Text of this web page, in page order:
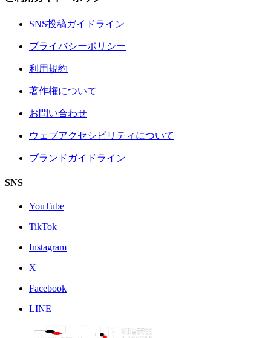
SNS投稿ガイドライン
プライバシーポリシー
利用規約
著作権について
お問い合わせ
ウェブアクセシビリティについて
ブランドガイドライン
SNS
YouTube
TikTok
Instagram
X
Facebook
LINE